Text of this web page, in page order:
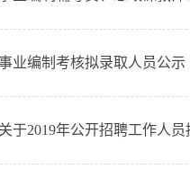
业编制考核拟录取人员公示
于2019年公开招聘工作人